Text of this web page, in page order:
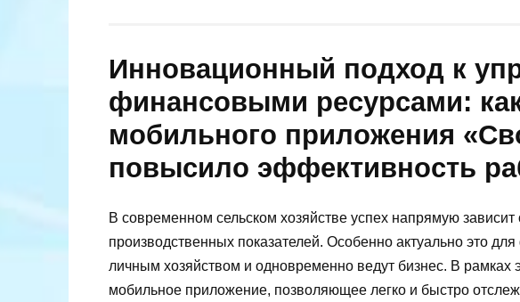
Инновационный подход к
финансовыми ресурсами:
мобильного приложения
повысило эффективность
В современном сельском хозяйстве успех напрямую зависит
производственных показателей. Особенно актуально это
личным хозяйством и одновременно ведут бизнес. В рамках
мобильное приложение, позволяющее легко и быстро